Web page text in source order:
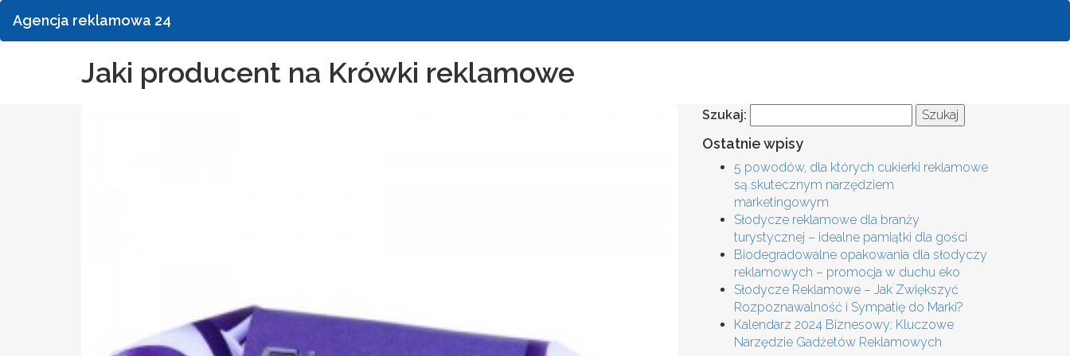
Agencja reklamowa 24
Jaki producent na Krówki reklamowe
Szukaj:
Ostatnie wpisy
5 powodów, dla których cukierki reklamowe
są skutecznym narzędziem
marketingowym
Słodycze reklamowe dla branży
turystycznej – idealne pamiątki dla gości
Biodegradowalne opakowania dla słodyczy
reklamowych – promocja w duchu eko
Słodycze Reklamowe – Jak Zwiększyć
Rozpoznawalność i Sympatię do Marki?
Kalendarz 2024 Biznesowy: Kluczowe
Narzędzie Gadżetów Reklamowych